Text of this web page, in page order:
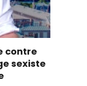
contre
sexiste